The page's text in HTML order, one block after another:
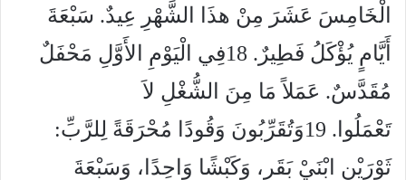
الْخَامِسَ عَشَرَ مِنْ هذَا الشَّهْرِ عِيدٌ. سَبْعَةَ
أَيَّامٍ يُؤْكَلُ فَطِيرٌ. 18فِي الْيَوْمِ الأَوَّلِ مَحْفَلٌ
مُقَدَّسٌ. عَمَلاً مَا مِنَ الشُّغْلِ لاَ
تَعْمَلُوا. 19وَتُقَرِّبُونَ وَقُودًا مُحْرَقَةً لِلرَّبِّ:
ثَوْرَيْنِ ابْنَيْ بَقَرٍ، وَكَبْشًا وَاحِدًا، وَسَبْعَةَ